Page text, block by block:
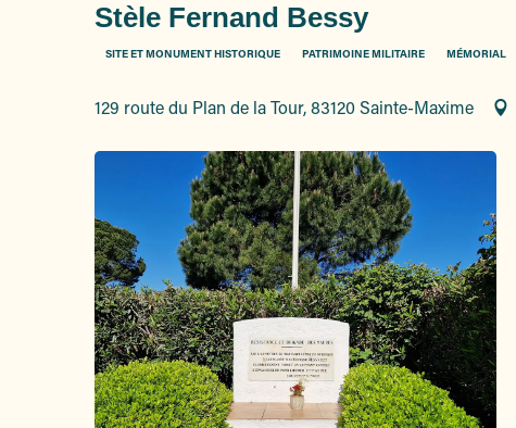
Stèle Fernand Bessy
SITE ET MONUMENT HISTORIQUE PATRIMOINE MILITAIRE MÉMORIAL
129 route du Plan de la Tour, 83120 Sainte-Maxime